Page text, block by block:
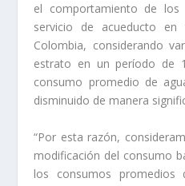
el comportamiento de los
servicio de acueducto en
Colombia, considerando
estrato en un período de
consumo promedio de
disminuido de manera
“Por esta razón,
modificación del consumo
los consumos